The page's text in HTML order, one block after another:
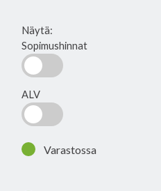
Näytä:
Sopimushinnat
ALV
Varastossa